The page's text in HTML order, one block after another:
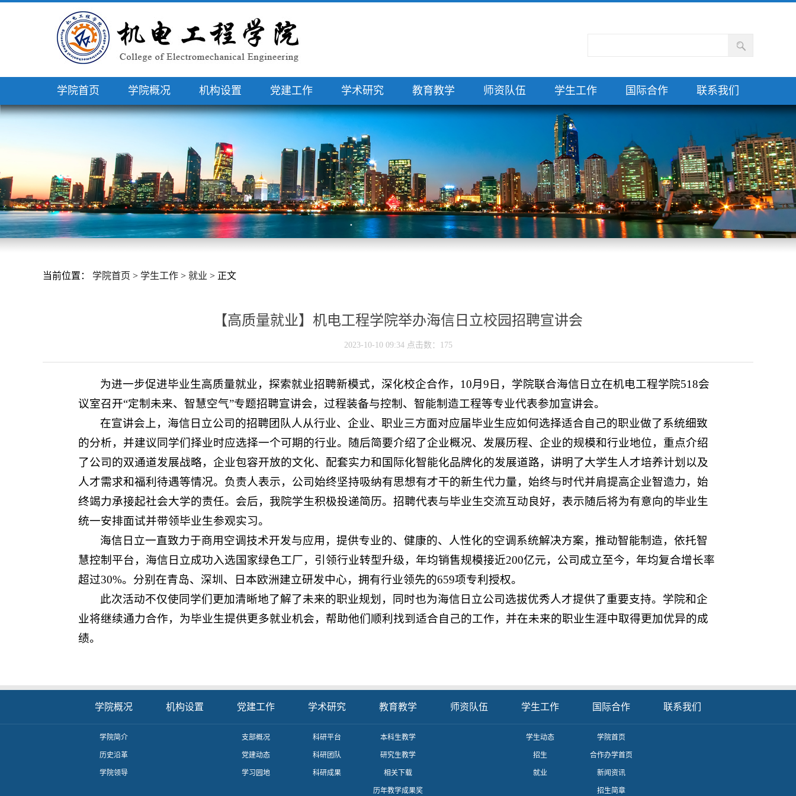
学院首页 学院概况 机构设置 党建工作 学术研究 教育教学 师资队伍 学生工作 国际合作 联系我们
当前位置： 学院首页 > 学生工作 > 就业 > 正文
【高质量就业】机电工程学院举办海信日立校园招聘宣讲会
2023-10-10 09:34 点击数： 175
为进一步促进毕业生高质量就业，探索就业招聘新模式，深化校企合作，10月9日，学院联合海信日立在机电工程学院518会
议室召开“定制未来、智慧空气”专题招聘宣讲会，过程装备与控制、智能制造工程等专业代表参加宣讲会。
在宣讲会上，海信日立公司的招聘团队人从行业、企业、职业三方面对应届毕业生应如何选择适合自己的职业做了系统细致
的分析，并建议同学们择业时应选择一个可期的行业。随后简要介绍了企业概况、发展历程、企业的规模和行业地位，重点介绍
了公司的双通道发展战略，企业包容开放的文化、配套实力和国际化智能化品牌化的发展道路，讲明了大学生人才培养计划以及
人才需求和福利待遇等情况。负责人表示，公司始终坚持吸纳有思想有才干的新生代力量，始终与时代并肩提高企业智造力，始
终竭力承接起社会大学的责任。会后，我院学生积极投递简历。招聘代表与毕业生交流互动良好，表示随后将为有意向的毕业生
统一安排面试并带领毕业生参观实习。
海信日立一直致力于商用空调技术开发与应用，提供专业的、健康的、人性化的空调系统解决方案，推动智能制造，依托智
慧控制平台，海信日立成功入选国家绿色工厂，引领行业转型升级，年均销售规模接近200亿元，公司成立至今，年均复合增长率
超过30%。分别在青岛、深圳、日本欧洲建立研发中心，拥有行业领先的659项专利授权。
此次活动不仅使同学们更加清晰地了解了未来的职业规划，同时也为海信日立公司选拔优秀人才提供了重要支持。学院和企
业将继续通力合作，为毕业生提供更多就业机会，帮助他们顺利找到适合自己的工作，并在未来的职业生涯中取得更加优异的成
绩。
学院概况
学院简介
历史沿革
学院领导
机构设置 党建工作
支部概况
党建动态
学习园地
学术研究
科研平台
科研团队
科研成果
教育教学
本科生教学
研究生教学
相关下载
历年教学成果奖
师资队伍 学生工作
学生动态
招生
就业
国际合作
学院首页
合作办学首页
新闻资讯
招生简章
联系我们